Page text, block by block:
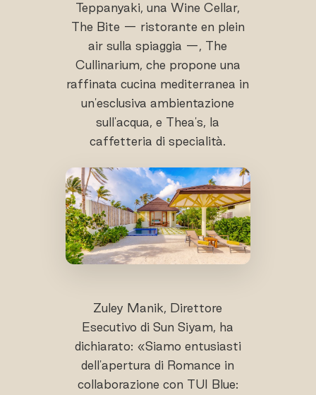
Teppanyaki, una Wine Cellar,
The Bite — ristorante en plein
air sulla spiaggia —, The
Cullinarium, che propone una
raffinata cucina mediterranea in
un'esclusiva ambientazione
sull'acqua, e Thea's, la
caffetteria di specialità.
Zuley Manik, Direttore
Esecutivo di Sun Siyam, ha
dichiarato: «Siamo entusiasti
dell'apertura di Romance in
collaborazione con TUI Blue: